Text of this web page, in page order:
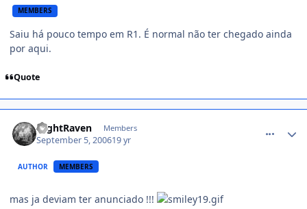
MEMBERS
Saiu há pouco tempo em R1. É normal não ter chegado ainda
por aqui.
Quote
NightRaven Members
September 5, 200619 yr
AUTHOR MEMBERS
mas ja deviam ter anunciado !!!